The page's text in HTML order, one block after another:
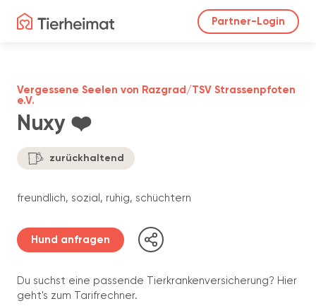
Partner-Login
Nuxy ❤️
Vergessene Seelen von Razgrad/TSV Strassenpfoten
e.V.
zurückhaltend
freundlich, sozial, ruhig, schüchtern
Hund anfragen
Du suchst eine passende Tierkrankenversicherung? Hier
geht's zum Tarifrechner.